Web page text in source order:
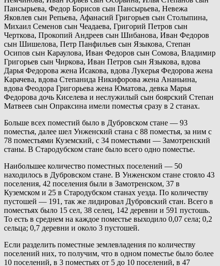
Пансырьева, Федор Борисов сын Пансырьева, Невежа
Яковлев сын Репьева, Афанасий Григорьев сын Столыпина,
Михаил Семенов сын Чеадаева, Григорий Петров сын
Черткова, Прокопий Андреев сын Шибанова, Иван Федоров
сын Шишелова, Петр Панфильев сын Языкова, Степан
Осипов сын Караулова, Иван Федоров сын Сомова, Владимир
Григорьев сын Чиркова, Иван Петров сын Языкова, вдова
Дарья Федорова жена Исакова, вдова Лукерья Федорова жена
Карачева, вдова Степанида Никифорова жена Ананьина,
вдова Феодора Григорьева жена Юматова, девка Марья
Федорова дочь Киселева и неслужилый сын боярский Степан
Матвеев сын Опраксина имели поместья сразу в 2 станах.
Больше всех поместий было в Дубровском стане — 93
поместья, далее шел Унженский стана с 88 поместья, за ним с
78 поместьями Куземский, с 34 поместьями — Замотренский
станы. В Стародубском стане было всего одно поместье.
Наибольшее количество поместных поселений — 50
находилось в Дубровском стане. В Унженском стане стояло 43
поселения, 42 поселения были в Замотренском, 37 в
Куземском и 25 в Стародубском станах уезда. По количеству
пустошей — 191, так же лидировал Дубровский стан. Всего в
поместьях было 15 сел, 38 селец, 142 деревни и 591 пустошь.
То есть в среднем на каждое поместье выходило 0,07 села; 0,2
сельца; 0,7 деревни и около 3 пустошей.
Если разделить поместные землевладения по количеству
поселений них, то получим, что в одном поместье было более
10 поселений, в 3 поместьях от 5 до 10 поселений, в 47